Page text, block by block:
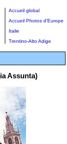
Accueil global
Accueil Photos d'Europe
Italie
Trentino-Alto Adige
Assunta)